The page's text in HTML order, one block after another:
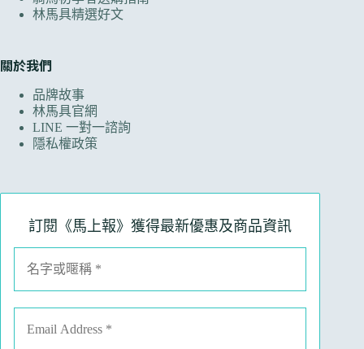
林馬具精選好文
關於我們
品牌故事
林馬具官網
LINE 一對一諮詢
隱私權政策
訂閱《馬上報》獲得最新優惠及商品資訊